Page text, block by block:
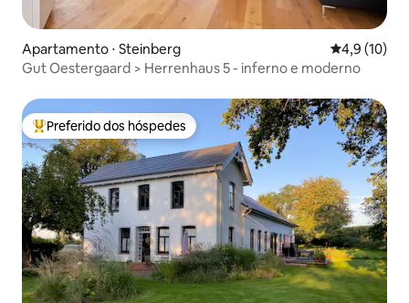
Apartamento ⋅ Steinberg 4,9 de uma
4,9 (10)
Gut Oestergaard > Herrenhaus 5 - inferno e moderno
Entre os melhores preferidos dos hóspedes
Preferido dos hóspedes